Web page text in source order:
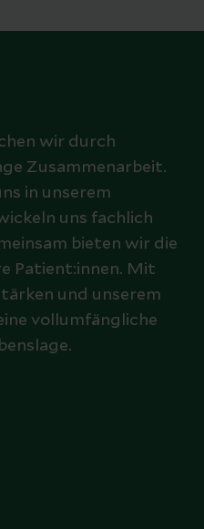
wir durch
Zusammenarbeit.
in unserem
uns fachlich
bieten wir die
Patient:innen. Mit
und unserem
vollumfängliche